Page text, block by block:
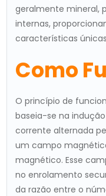
geralmente mineral,
internas,
características
Como
O princípio de
baseia-se na
corrente alternada
um campo
magnético. Esse
no enrolamento
da razão entre o